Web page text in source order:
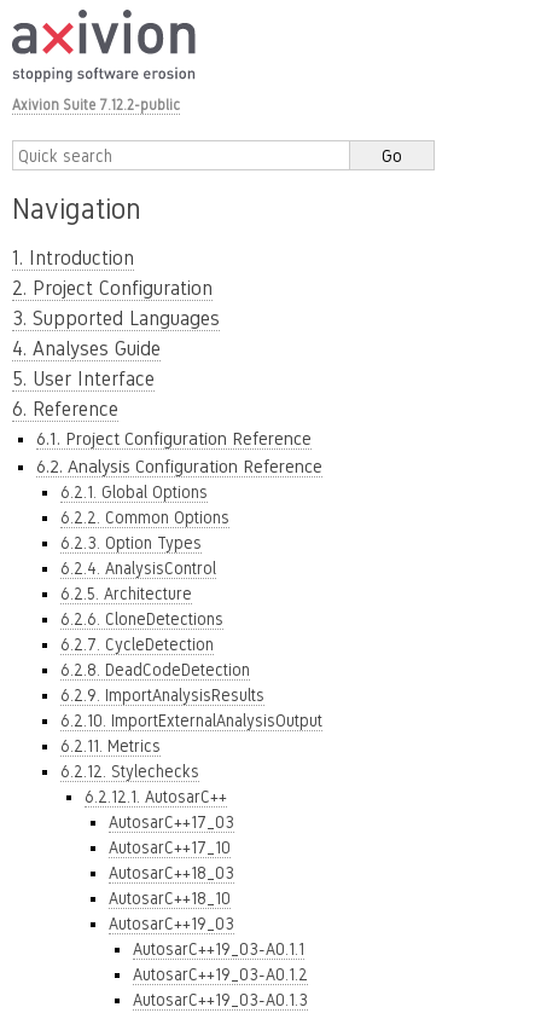
Axivion Suite 7.12.2-public
Navigation
1. Introduction
2. Project Configuration
3. Supported Languages
4. Analyses Guide
5. User Interface
6. Reference
6.1. Project Configuration Reference
6.2. Analysis Configuration Reference
6.2.1. Global Options
6.2.2. Common Options
6.2.3. Option Types
6.2.4. AnalysisControl
6.2.5. Architecture
6.2.6. CloneDetections
6.2.7. CycleDetection
6.2.8. DeadCodeDetection
6.2.9. ImportAnalysisResults
6.2.10. ImportExternalAnalysisOutput
6.2.11. Metrics
6.2.12. Stylechecks
6.2.12.1. AutosarC++
AutosarC++17_03
AutosarC++17_10
AutosarC++18_03
AutosarC++18_10
AutosarC++19_03
AutosarC++19_03-A0.1.1
AutosarC++19_03-A0.1.2
AutosarC++19_03-A0.1.3